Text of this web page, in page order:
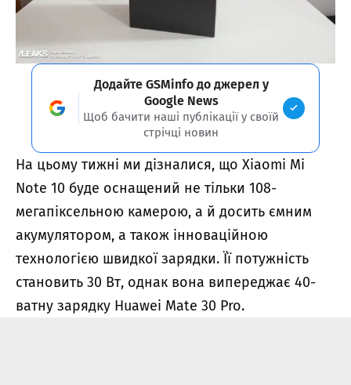
Додайте GSMinfo до джерел у
Google News
Щоб бачити наші публікації у своїй
стрічці новин
На цьому тижні ми дізналися, що Xiaomi Mi
Note 10 буде оснащений не тільки 108-
мегапіксельною камерою, а й досить ємним
акумулятором, а також інноваційною
технологією швидкої зарядки. Її потужність
становить 30 Вт, однак вона випереджає 40-
ватну зарядку Huawei Mate 30 Pro.